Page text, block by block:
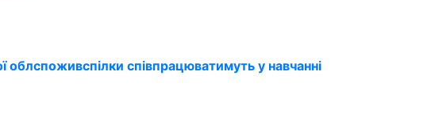
облспоживспілки співпрацюватимуть у навчанні